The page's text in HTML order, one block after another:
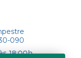
090
18:00h